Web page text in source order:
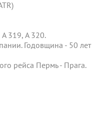
319, A 320.
Годовщина - 50 лет
рейса Пермь - Прага.